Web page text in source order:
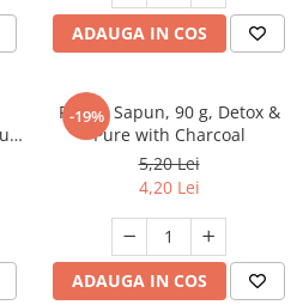
ADAUGA IN COS
-19%
Protex Sapun, 90 g, Detox &
Pure with Charcoal
5,20 Lei
4,20 Lei
ADAUGA IN COS